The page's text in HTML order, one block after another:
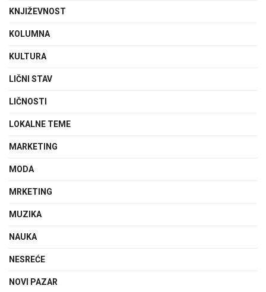
KNJIŽEVNOST
KOLUMNA
KULTURA
LIČNI STAV
LIČNOSTI
LOKALNE TEME
MARKETING
MODA
MRKETING
MUZIKA
NAUKA
NESREĆE
NOVI PAZAR